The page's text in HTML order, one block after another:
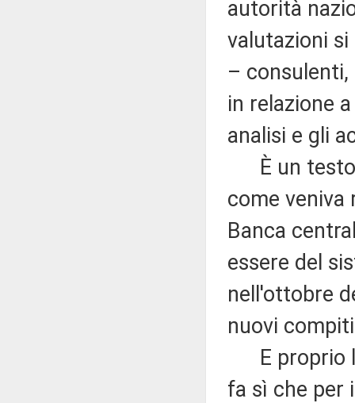
autorità
valutazioni
–
in relazione
analisi e gli
È un testo
come veniva
Banca
essere del
nell'ottobre
nuovi
E proprio
fa sì che per